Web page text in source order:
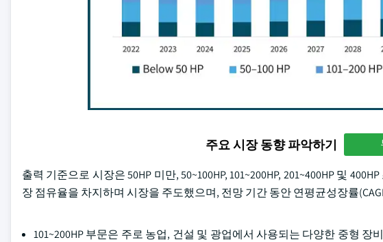
주요 시장 동향 파악하기
출력 기준으로 시장은 50HP 미만, 50~100HP, 101~200HP, 201~400HP 및
장 점유율을 차지하며 시장을 주도했으며, 전망 기간 동안 연평균성장률
101~200HP 부문은 주로 농업, 건설 및 광업에서 사용되는 다양한 중형